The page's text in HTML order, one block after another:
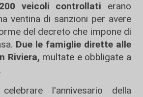
veicoli controllati erano
ventina di sanzioni per avere
del decreto che impone di
Due le famiglie dirette alle
Riviera, multate e obbligate a
l'annivesario della